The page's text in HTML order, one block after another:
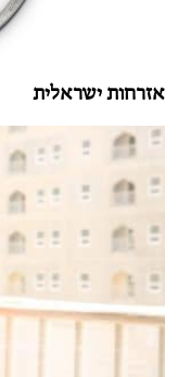
אזרחות ישראלית